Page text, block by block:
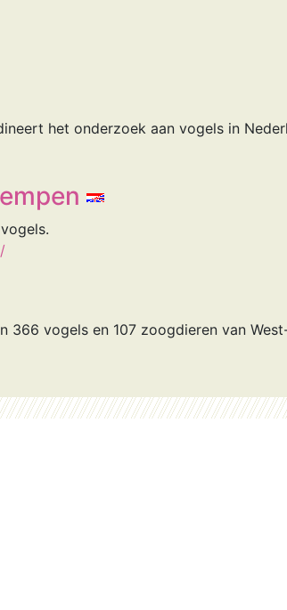
het onderzoek aan vogels in
366 vogels en 107 zoogdieren van